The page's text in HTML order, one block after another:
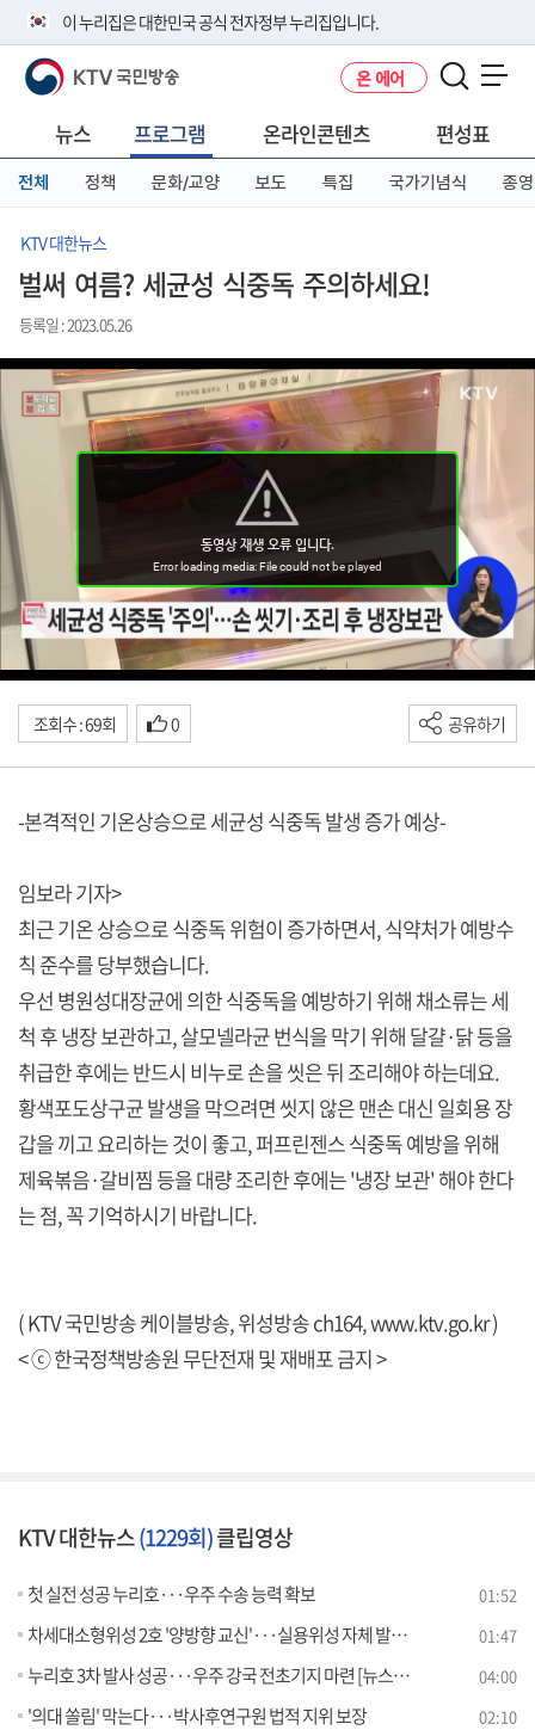
이 누리집은 대한민국 공식 전자정부 누리집입니다.
공식 누리집 주소 확인하기
니다.
이밖에 or.kr 또는 .kr등 다른 도메인 주소를 사용하고 있다면 아래 URL에
서 도메인 주소를 확인해 보세요
KTV 국민방송 온 에어
뉴스 프로그램 온라인콘텐츠 편성표
전체 정책 문화/교양 보도 특집 국가기념식 종영
KTV 대한뉴스
벌써 여름? 세균성 식중독 주의하세요!
등록일 : 2023.05.26
조회수 : 69회 0 공유하기
-본격적인 기온상승으로 세균성 식중독 발생 증가 예상-
임보라 기자>
최근 기온 상승으로 식중독 위험이 증가하면서, 식약처가 예방수
칙 준수를 당부했습니다.
우선 병원성대장균에 의한 식중독을 예방하기 위해 채소류는 세
척 후 냉장 보관하고, 살모넬라균 번식을 막기 위해 달걀·닭 등을
취급한 후에는 반드시 비누로 손을 씻은 뒤 조리해야 하는데요.
황색포도상구균 발생을 막으려면 씻지 않은 맨손 대신 일회용 장
갑을 끼고 요리하는 것이 좋고, 퍼프린젠스 식중독 예방을 위해
제육볶음·갈비찜 등을 대량 조리한 후에는 '냉장 보관' 해야 한다
는 점, 꼭 기억하시기 바랍니다.
( KTV 국민방송 케이블방송, 위성방송 ch164,www.ktv.go.kr)
< ⓒ 한국정책방송원 무단전재 및 재배포 금지 >
KTV 대한뉴스(1229회)클립영상
첫 실전 성공 누리호···우주 수송 능력 확보 01:52
차세대소형위성 2호 '양방향 교신'···실용위성 자체 발사 성공 01:47
누리호 3차 발사 성공···우주 강국 전초기지 마련 [뉴스의 맥] 04:00
'의대 쏠림' 막는다···박사후연구원 법적 지위 보장 02:10